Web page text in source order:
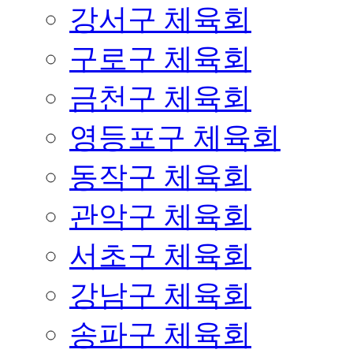
강서구 체육회
구로구 체육회
금천구 체육회
영등포구 체육회
동작구 체육회
관악구 체육회
서초구 체육회
강남구 체육회
송파구 체육회